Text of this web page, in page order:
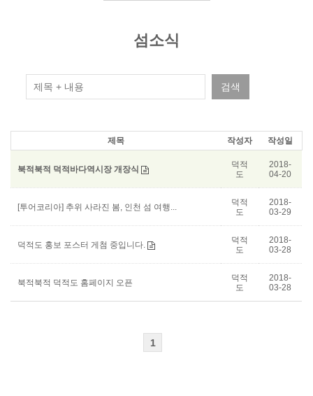
섬소식
검색
제목 작성자 작성일
북적북적 덕적바다역시장 개장식
덕적
도
2018-
04-20
[투어코리아] 추위 사라진 봄, 인천 섬 여행...
덕적
도
2018-
03-29
덕적도 홍보 포스터 게첨 중입니다.
덕적
도
2018-
03-28
북적북적 덕적도 홈페이지 오픈
덕적
도
2018-
03-28
1